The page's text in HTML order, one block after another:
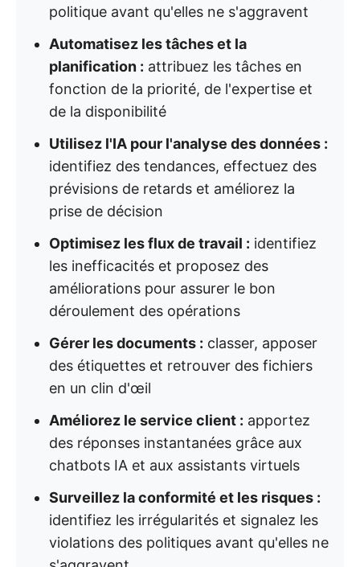
politique avant qu'elles ne s'aggravent
Automatisez les tâches et la
planification : attribuez les tâches en
fonction de la priorité, de l'expertise et
de la disponibilité
Utilisez l'IA pour l'analyse des données :
identifiez des tendances, effectuez des
prévisions de retards et améliorez la
prise de décision
Optimisez les flux de travail : identifiez
les inefficacités et proposez des
améliorations pour assurer le bon
déroulement des opérations
Gérer les documents : classer, apposer
des étiquettes et retrouver des fichiers
en un clin d'œil
Améliorez le service client : apportez
des réponses instantanées grâce aux
chatbots IA et aux assistants virtuels
Surveillez la conformité et les risques :
identifiez les irrégularités et signalez les
violations des politiques avant qu'elles ne